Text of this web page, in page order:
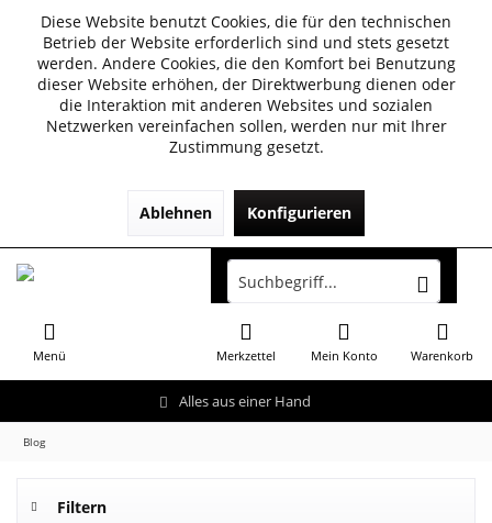
Diese Website benutzt Cookies, die für den technischen
Betrieb der Website erforderlich sind und stets gesetzt
werden. Andere Cookies, die den Komfort bei Benutzung
dieser Website erhöhen, der Direktwerbung dienen oder
die Interaktion mit anderen Websites und sozialen
Netzwerken vereinfachen sollen, werden nur mit Ihrer
Zustimmung gesetzt.
Ablehnen Konfigurieren
Alles aus einer Hand
Menü Warenkorb
Merkzettel Mein Konto
Blog
Filtern